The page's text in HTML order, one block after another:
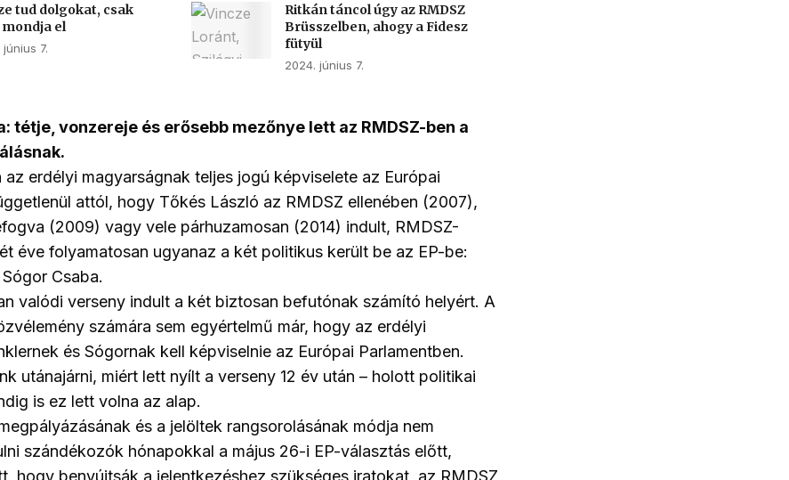
tud dolgokat, csak
el
június 7.
Ritkán táncol úgy az RMDSZ
Brüsszelben, ahogy a Fidesz
fütyül
2024. június 7.
tétje, vonzereje és erősebb mezőnye lett az RMDSZ-ben a
erdélyi magyarságnak teljes jogú képviselete az Európai
attól, hogy Tőkés László az RMDSZ ellenében (2007),
(2009) vagy vele párhuzamosan (2014) indult, RMDSZ-
éve folyamatosan ugyanaz a két politikus került be az EP-be:
Csaba.
valódi verseny indult a két biztosan befutónak számító helyért. A
számára sem egyértelmű már, hogy az erdélyi
és Sógornak kell képviselnie az Európai Parlamentben.
utánajárni, miért lett nyílt a verseny 12 év után – holott politikai
is ez lett volna az alap.
és a jelöltek rangsorolásának módja nem
szándékozók hónapokkal a május 26-i EP-választás előtt,
hogy benyújtsák a jelentkezéshez szükséges iratokat, az RMDSZ